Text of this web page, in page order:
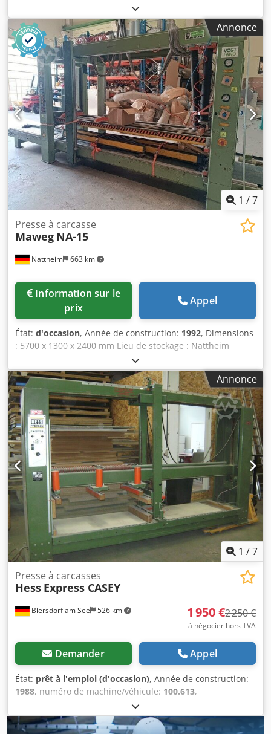
mm Hauteur du corps : 150 à 1400 mm Chedpjzr H Ipsfx
Akaoa Pression de serrage, verticale / horizontale : 12 à 18
kN Vitesse de déplacement rapide : 50 mm/s Vitesse de
déplacement lente : 25 mm/s Hauteur de travail : 300 mm
Poids : environ 2200 kg Lieu de stockage : fournisseur
Annonce
1 /7
Nattheim 663 km
Presse à carcasse
Maweg NA-15
prix
Appel
État: d'occasion, Année de construction: 1992, Dimensions
: 5700 x 1300 x 2400 mm Lieu de stockage : Nattheim
Annonce
1 /7
Biersdorf am See 526 km
Presse à carcasses
Hess Express CASEY
1 950 €2 250 €
à négocier hors TVA
Demander Appel
État: prêt à l'emploi (d'occasion), Année de construction:
1988, numéro de machine/véhicule: 100.613,
entièrement fonctionnel
disponible à court terme. Chariot élévateur disponible
pour le chargement. 2 cylindres par unité de pressage.